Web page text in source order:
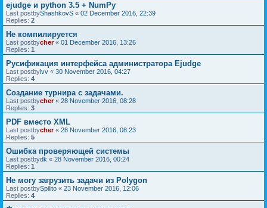
ejudge и python 3.5 + NumPy
Last postbyShashkovS « 02 December 2016, 22:39
Replies: 2
Не компилируется
Last postbycher« 01 December 2016, 13:26
Replies: 1
Русификация интерфейса администратора Ejudge
Last postbylvv « 30 November 2016, 04:27
Replies: 4
Создание турнира с задачами.
Last postbycher« 28 November 2016, 08:28
Replies: 3
PDF вместо XML
Last postbycher« 28 November 2016, 08:23
Replies: 5
Ошибка проверяющей системы
Last postbydk « 28 November 2016, 00:24
Replies: 1
Не могу загрузить задачи из Polygon
Last postbySpilito « 23 November 2016, 12:06
Replies: 4